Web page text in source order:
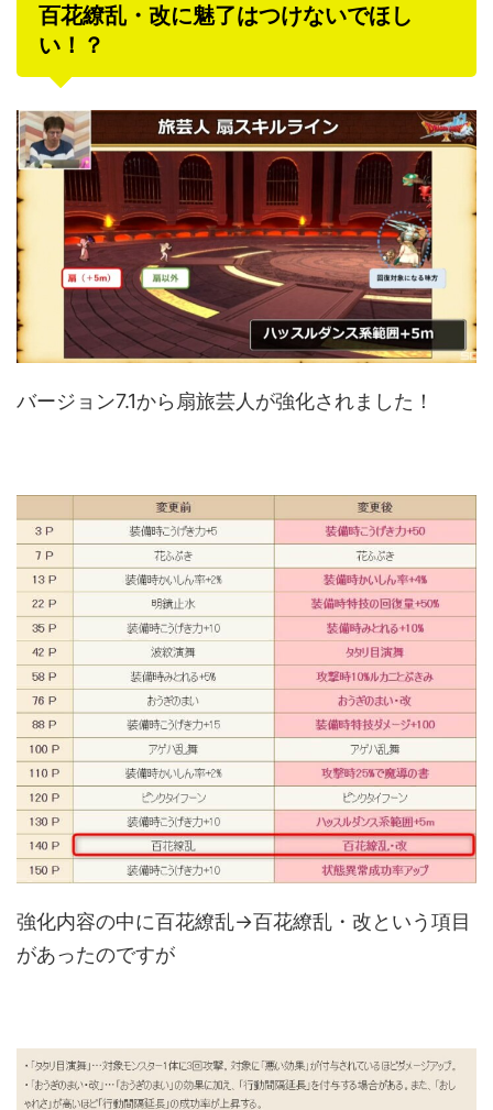
百花繚乱・改に魅了はつけないでほし
い！？
バージョン7.1から扇旅芸人が強化されました！
強化内容の中に百花繚乱→百花繚乱・改という項目
があったのですが